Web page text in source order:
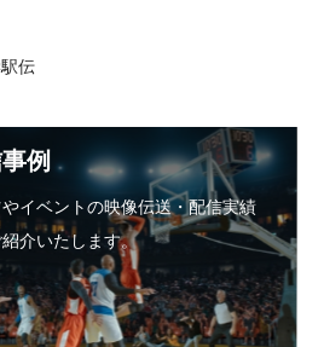
伝
例
イベントの映像伝送・配信実績
介いたします。